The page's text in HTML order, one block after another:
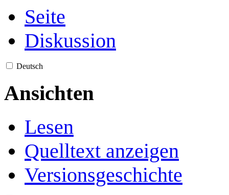
Seite
Diskussion
Deutsch
Ansichten
Lesen
Quelltext anzeigen
Versionsgeschichte